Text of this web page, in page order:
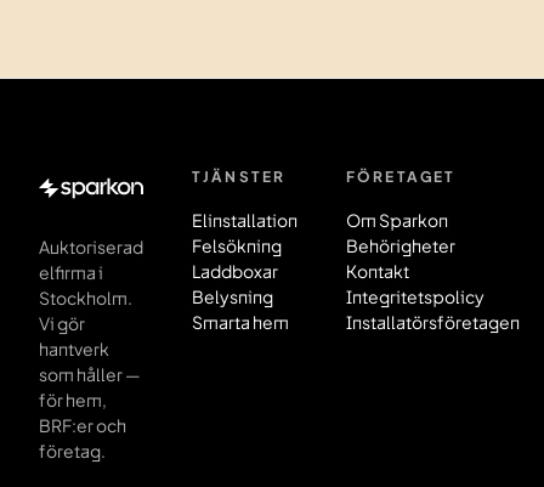
Sidfot
Auktoriserad
elfirma i
Stockholm.
Vi gör
hantverk
som håller —
för hem,
BRF:er och
företag.
TJÄNSTER
Elinstallation
Felsökning
Laddboxar
Belysning
Smarta hem
FÖRETAGET
Om Sparkon
Behörigheter
Kontakt
Integritetspolicy
Installatörsföretagen